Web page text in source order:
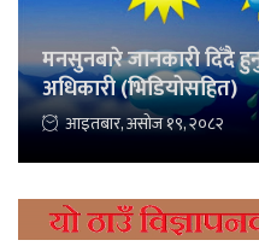
मनसुनबारे जानकारी दिँदै
अधिकारी (भिडियोसहित)
आइतबार, असोज १९, २०८२